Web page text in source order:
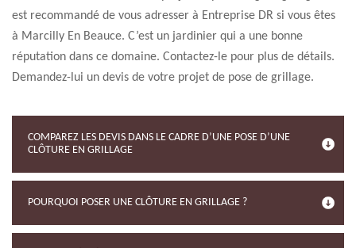
est recommandé de vous adresser à Entreprise DR si vous êtes
à Marcilly En Beauce. C’est un jardinier qui a une bonne
réputation dans ce domaine. Contactez-le pour plus de détails.
Demandez-lui un devis de votre projet de pose de grillage.
COMPAREZ LES DEVIS DANS LE CADRE D’UNE POSE D’UNE
CLÔTURE EN GRILLAGE
POURQUOI POSER UNE CLÔTURE EN GRILLAGE ?